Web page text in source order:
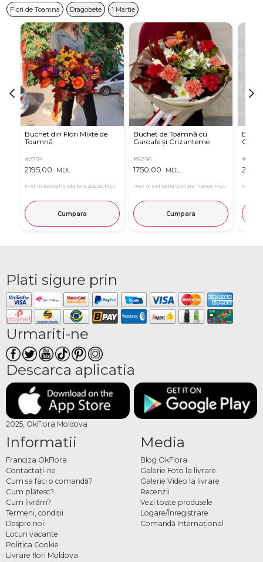
Flori de Toamna Dragobete 1 Martie
Buchet din Flori Mixte de
Toamnă
#2794
2195,00 MDL
Pret in aplicatia OkFlora 2155,00 MDL
Cumpara
Buchet de Toamnă cu
Garoafe și Crizanteme
#8296
1750,00 MDL
Pret in aplicatia OkFlora 1720,00 MDL
Cumpara
#8346
Pret in
Plati sigure prin
Urmariti-ne
Descarca aplicatia
2025, OkFlora Moldova
Informatii
Franciza OkFlora
Contactaţi-ne
Cum sa faci o comandă?
Cum plătesc?
Cum livrăm?
Termeni, condiţii
Despre noi
Locuri vacante
Politica Cookie
Livrare flori Moldova
Media
Blog OkFlora
Galerie Foto la livrare
Galerie Video la livrare
Recenzii
Vezi toate produsele
Logare/Înregistrare
Comandă Internațional